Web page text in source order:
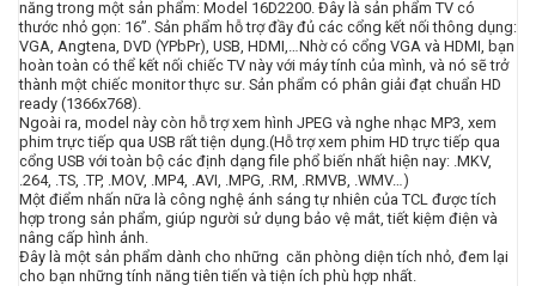
năng trong một sản phẩm: Model 16D2200. Đây là sản phẩm TV có
thước nhỏ gọn: 16”. Sản phẩm hỗ trợ đầy đủ các cổng kết nối thông dụng:
VGA, Angtena, DVD (YPbPr), USB, HDMI,…Nhờ có cổng VGA và HDMI, bạn
hoàn toàn có thể kết nối chiếc TV này với máy tính của mình, và nó sẽ trở
thành một chiếc monitor thực sư. Sản phẩm có phân giải đạt chuẩn HD
ready (1366x768).
Ngoài ra, model này còn hỗ trợ xem hình JPEG và nghe nhạc MP3, xem
phim trực tiếp qua USB rất tiện dụng.(Hỗ trợ xem phim HD trực tiếp qua
cổng USB với toàn bộ các định dạng file phổ biến nhất hiện nay: .MKV,
.264, .TS, .TP, .MOV, .MP4, .AVI, .MPG, .RM, .RMVB, .WMV…)
Một điểm nhấn nữa là công nghệ ánh sáng tự nhiên của TCL được tích
hợp trong sản phẩm, giúp người sử dụng bảo vệ mắt, tiết kiệm điện và
nâng cấp hình ảnh.
Đây là một sản phẩm dành cho những căn phòng diện tích nhỏ, đem lại
cho bạn những tính năng tiên tiến và tiện ích phù hợp nhất.